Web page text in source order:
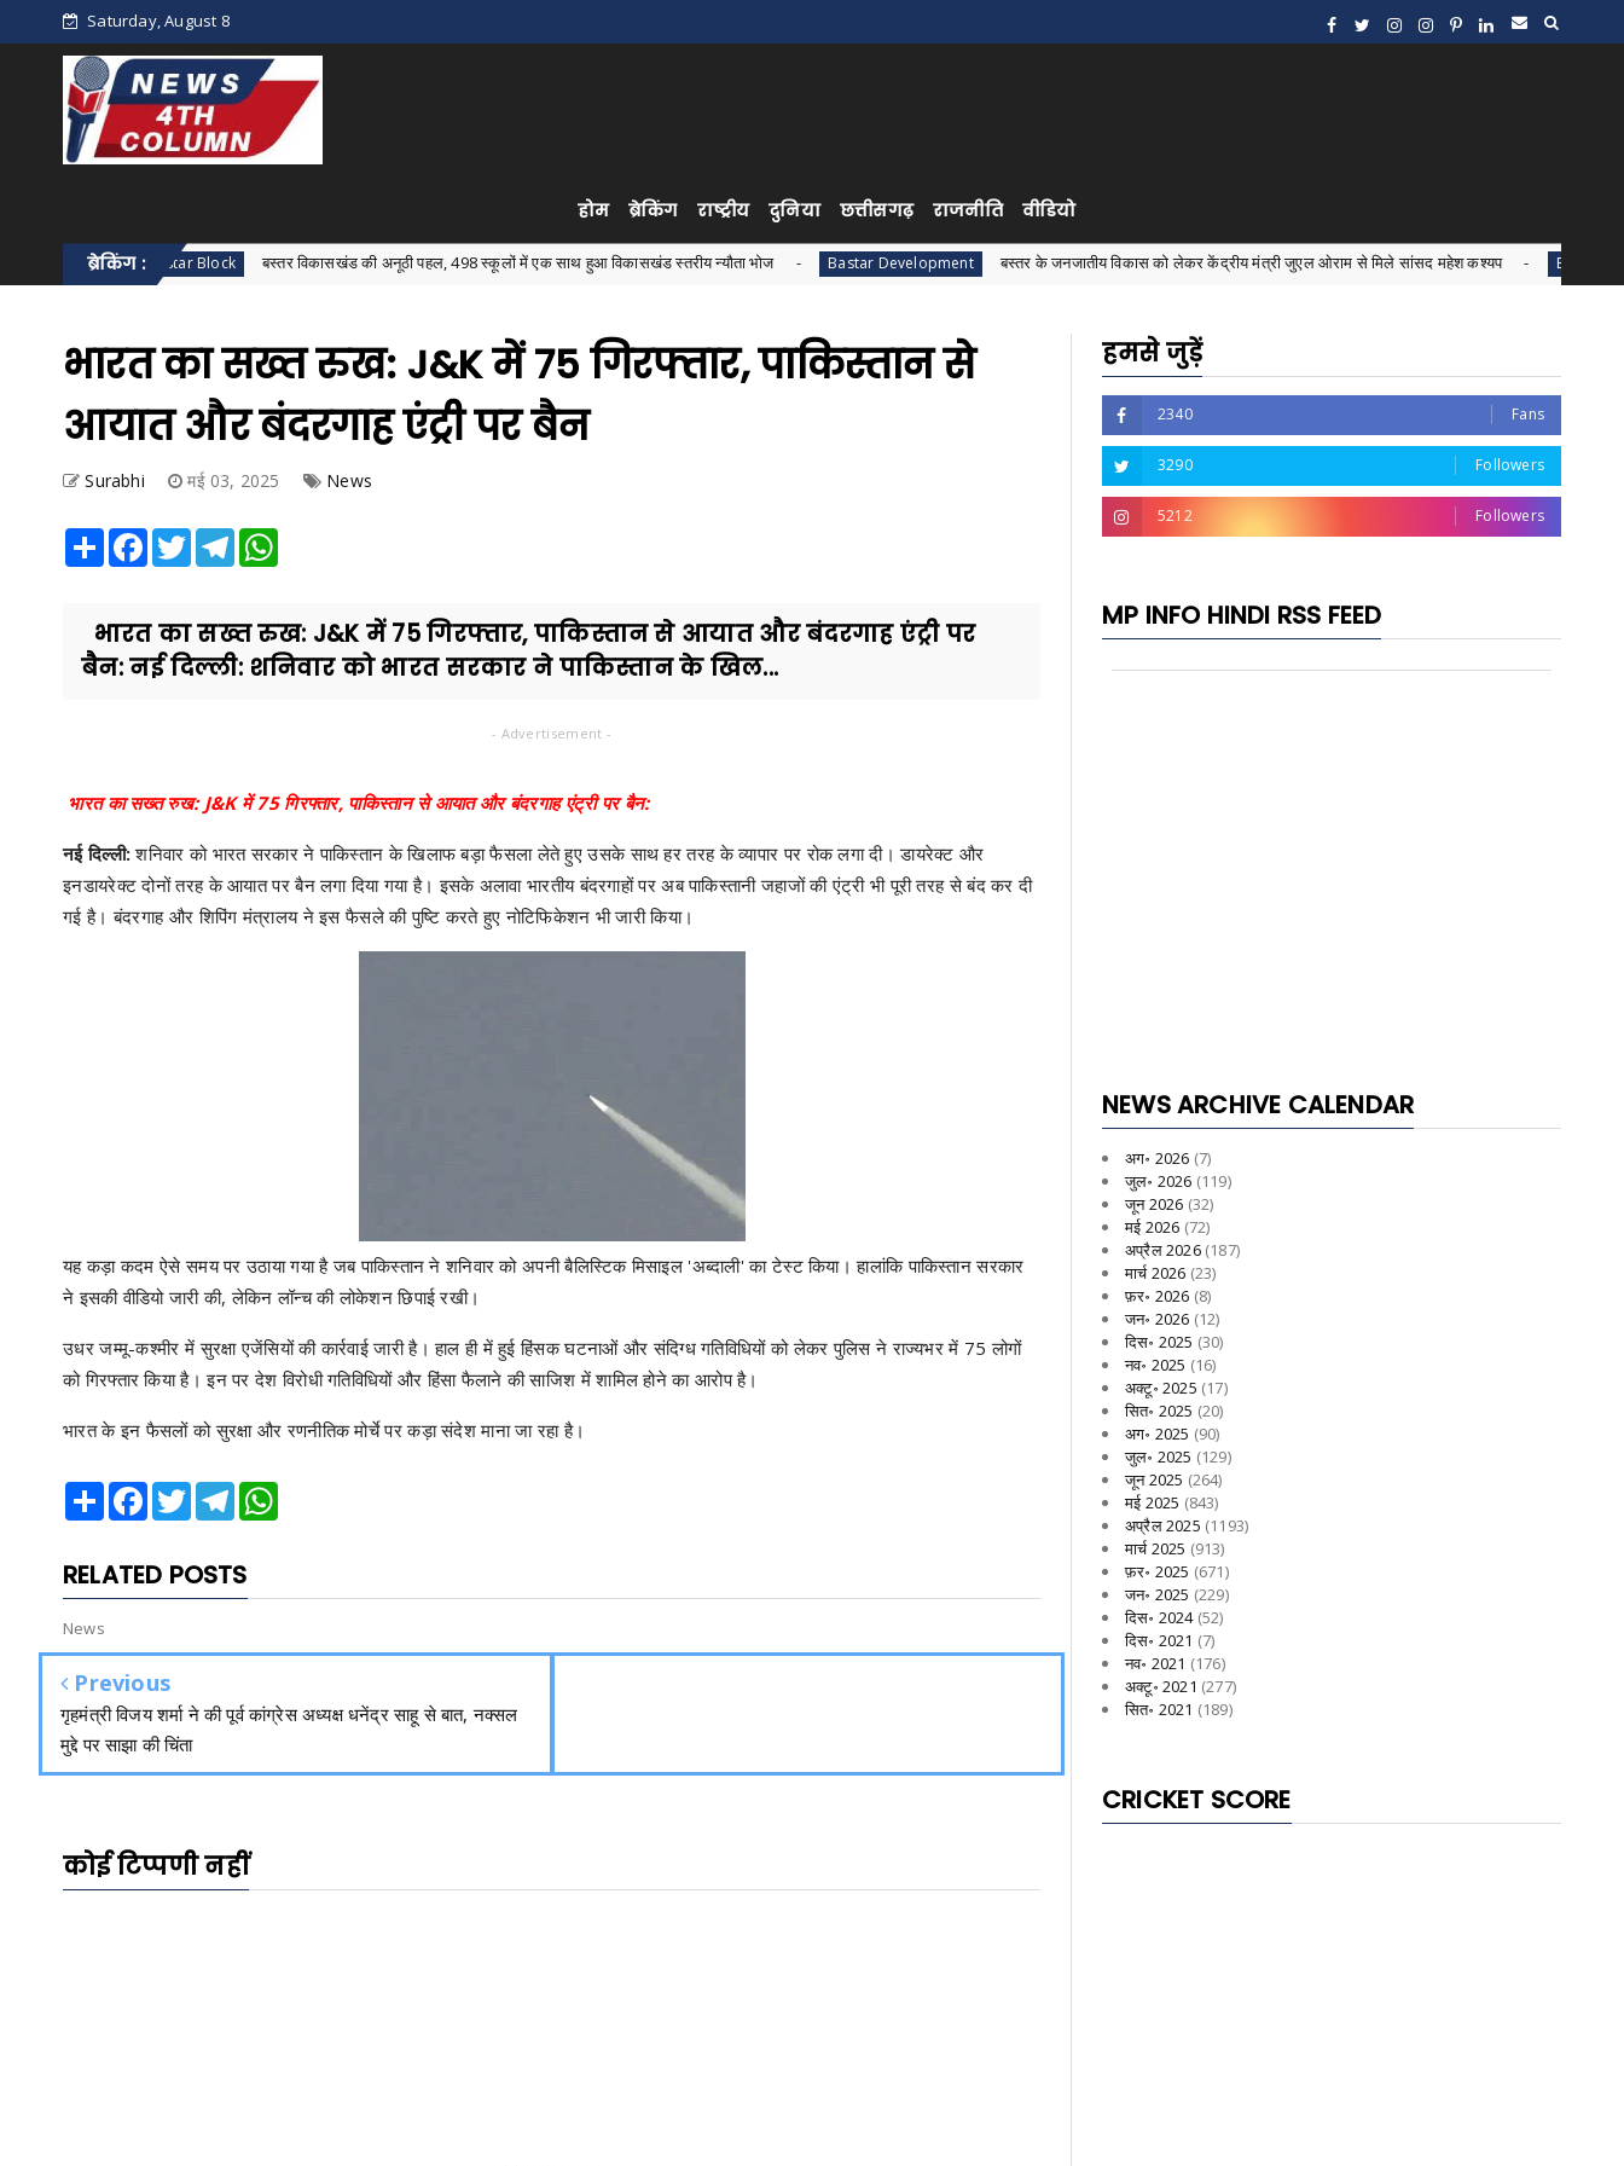
Saturday, August 8
होम ब्रेकिंग राष्ट्रीय दुनिया छत्तीसगढ़ राजनीति वीडियो
ब्रेकिंग :
Bastar Block बस्तर विकासखंड की अनूठी पहल, 498 स्कूलों में एक साथ हुआ विकासखंड स्तरीय न्यौता भोज Bastar Development बस्तर के जनजातीय विकास को लेकर केंद्रीय मंत्री जुएल ओराम से मिले सांसद महेश कश्यप Bastar News
भारत का सख्त रुख: J&K में 75 गिरफ्तार, पाकिस्तान से
आयात और बंदरगाह एंट्री पर बैन
Surabhi मई 03, 2025 News
Share Facebook
TwitterTelegram
भारत का सख्त रुख: J&K में 75 गिरफ्तार, पाकिस्तान से आयात और बंदरगाह एंट्री पर
बैन: नई दिल्ली: शनिवार को भारत सरकार ने पाकिस्तान के खिल...
- Advertisement -
भारत का सख्त रुख: J&K में 75 गिरफ्तार, पाकिस्तान से आयात और बंदरगाह एंट्री पर बैन:
नई दिल्ली:शनिवार को भारत सरकार ने पाकिस्तान के खिलाफ बड़ा फैसला लेते हुए उसके साथ हर तरह के व्यापार पर रोक लगा दी। डायरेक्ट और
इनडायरेक्ट दोनों तरह के आयात पर बैन लगा दिया गया है। इसके अलावा भारतीय बंदरगाहों पर अब पाकिस्तानी जहाजों की एंट्री भी पूरी तरह से बंद कर दी
गई है। बंदरगाह और शिपिंग मंत्रालय ने इस फैसले की पुष्टि करते हुए नोटिफिकेशन भी जारी किया।
यह कड़ा कदम ऐसे समय पर उठाया गया है जब पाकिस्तान ने शनिवार को अपनी बैलिस्टिक मिसाइल 'अब्दाली' का टेस्ट किया। हालांकि पाकिस्तान सरकार
ने इसकी वीडियो जारी की, लेकिन लॉन्च की लोकेशन छिपाई रखी।
उधर जम्मू-कश्मीर में सुरक्षा एजेंसियों की कार्रवाई जारी है। हाल ही में हुई हिंसक घटनाओं और संदिग्ध गतिविधियों को लेकर पुलिस ने राज्यभर में 75 लोगों
को गिरफ्तार किया है। इन पर देश विरोधी गतिविधियों और हिंसा फैलाने की साजिश में शामिल होने का आरोप है।
भारत के इन फैसलों को सुरक्षा और रणनीतिक मोर्चे पर कड़ा संदेश माना जा रहा है।
Share Facebook
TwitterTelegram
RELATED POSTS
News
Previous
गृहमंत्री विजय शर्मा ने की पूर्व कांग्रेस अध्यक्ष धनेंद्र साहू से बात, नक्सल
मुद्दे पर साझा की चिंता
कोई टिप्पणी नहीं
हमसे जुड़ें
2340 Fans
3290 Followers
5212 Followers
MP INFO HINDI RSS FEED
NEWS ARCHIVE CALENDAR
अग॰ 2026 (7)
जुल॰ 2026 (119)
जून 2026 (32)
मई 2026 (72)
अप्रैल 2026(187)
मार्च 2026 (23)
फ़र॰ 2026 (8)
जन॰ 2026 (12)
दिस॰ 2025 (30)
नव॰ 2025 (16)
अक्टू॰ 2025 (17)
सित॰ 2025 (20)
अग॰ 2025 (90)
जुल॰ 2025 (129)
जून 2025 (264)
मई 2025 (843)
अप्रैल 2025 (1193)
मार्च 2025 (913)
फ़र॰ 2025 (671)
जन॰ 2025 (229)
दिस॰ 2024(52)
दिस॰ 2021 (7)
नव॰ 2021 (176)
अक्टू॰ 2021 (277)
सित॰ 2021 (189)
CRICKET SCORE